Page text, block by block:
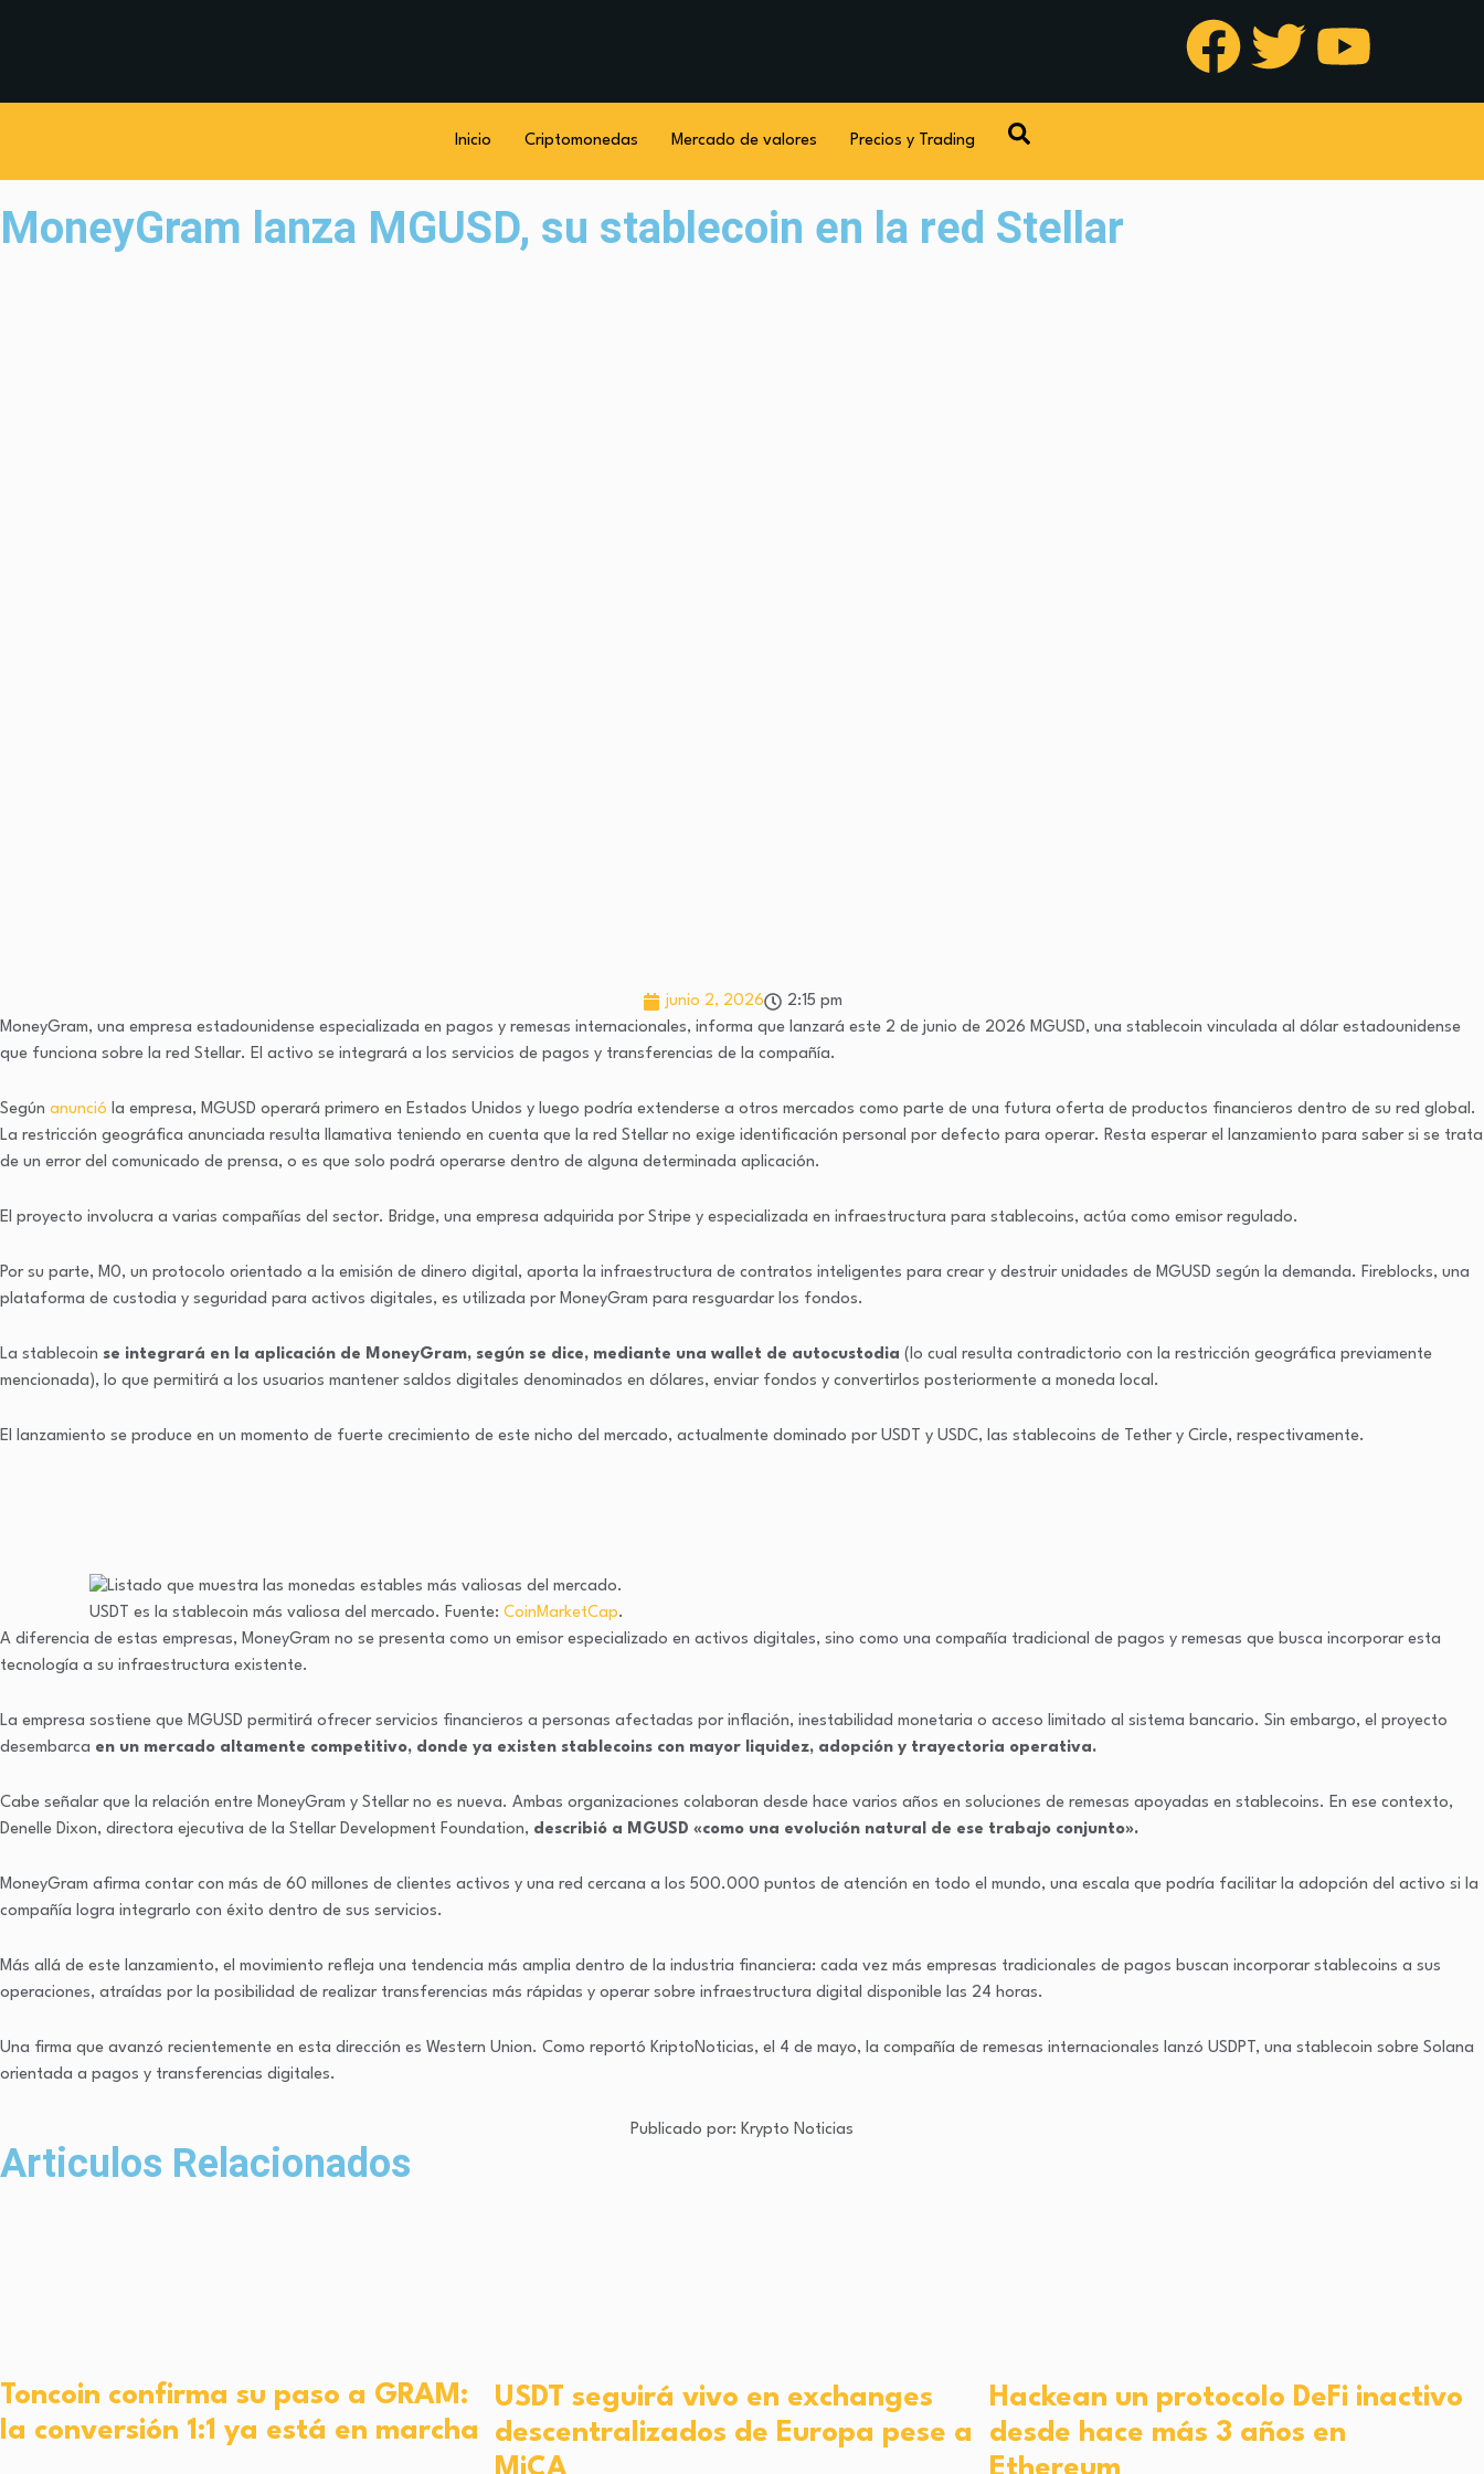
Inicio Criptomonedas Mercado de valores Precios y Trading
MoneyGram lanza MGUSD, su stablecoin en la red Stellar
junio 2, 2026
2:15 pm
MoneyGram, una empresa estadounidense especializada en pagos y remesas internacionales, informa que lanzará este 2 de junio de 2026 MGUSD, una stablecoin vinculada al dólar estadounidense
que funciona sobre la red Stellar. El activo se integrará a los servicios de pagos y transferencias de la compañía.
Según anunció la empresa, MGUSD operará primero en Estados Unidos y luego podría extenderse a otros mercados como parte de una futura oferta de productos financieros dentro de su red global.
La restricción geográfica anunciada resulta llamativa teniendo en cuenta que la red Stellar no exige identificación personal por defecto para operar. Resta esperar el lanzamiento para saber si se trata
de un error del comunicado de prensa, o es que solo podrá operarse dentro de alguna determinada aplicación.
El proyecto involucra a varias compañías del sector. Bridge, una empresa adquirida por Stripe y especializada en infraestructura para stablecoins, actúa como emisor regulado.
Por su parte, M0, un protocolo orientado a la emisión de dinero digital, aporta la infraestructura de contratos inteligentes para crear y destruir unidades de MGUSD según la demanda. Fireblocks, una
plataforma de custodia y seguridad para activos digitales, es utilizada por MoneyGram para resguardar los fondos.
La stablecoin se integrará en la aplicación de MoneyGram, según se dice, mediante una wallet de autocustodia (lo cual resulta contradictorio con la restricción geográfica previamente
mencionada), lo que permitirá a los usuarios mantener saldos digitales denominados en dólares, enviar fondos y convertirlos posteriormente a moneda local.
El lanzamiento se produce en un momento de fuerte crecimiento de este nicho del mercado, actualmente dominado por USDT y USDC, las stablecoins de Tether y Circle, respectivamente.
USDT es la stablecoin más valiosa del mercado. Fuente: CoinMarketCap.
A diferencia de estas empresas, MoneyGram no se presenta como un emisor especializado en activos digitales, sino como una compañía tradicional de pagos y remesas que busca incorporar esta
tecnología a su infraestructura existente.
La empresa sostiene que MGUSD permitirá ofrecer servicios financieros a personas afectadas por inflación, inestabilidad monetaria o acceso limitado al sistema bancario. Sin embargo, el proyecto
desembarca en un mercado altamente competitivo, donde ya existen stablecoins con mayor liquidez, adopción y trayectoria operativa.
Cabe señalar que la relación entre MoneyGram y Stellar no es nueva. Ambas organizaciones colaboran desde hace varios años en soluciones de remesas apoyadas en stablecoins. En ese contexto,
Denelle Dixon, directora ejecutiva de la Stellar Development Foundation, describió a MGUSD «como una evolución natural de ese trabajo conjunto».
MoneyGram afirma contar con más de 60 millones de clientes activos y una red cercana a los 500.000 puntos de atención en todo el mundo, una escala que podría facilitar la adopción del activo si la
compañía logra integrarlo con éxito dentro de sus servicios.
Más allá de este lanzamiento, el movimiento refleja una tendencia más amplia dentro de la industria financiera: cada vez más empresas tradicionales de pagos buscan incorporar stablecoins a sus
operaciones, atraídas por la posibilidad de realizar transferencias más rápidas y operar sobre infraestructura digital disponible las 24 horas.
Una firma que avanzó recientemente en esta dirección es Western Union. Como reportó KriptoNoticias, el 4 de mayo, la compañía de remesas internacionales lanzó USDPT, una stablecoin sobre Solana
orientada a pagos y transferencias digitales.
Publicado por: Krypto Noticias
Articulos Relacionados
Toncoin confirma su paso a GRAM:
la conversión 1:1 ya está en marcha
USDT seguirá vivo en exchanges
descentralizados de Europa pese a
Hackean un protocolo DeFi inactivo
desde hace más 3 años en